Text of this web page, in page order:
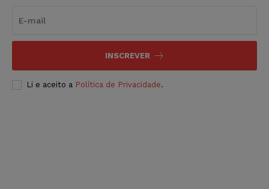
INSCREVER
Li e aceito a Política de Privacidade.